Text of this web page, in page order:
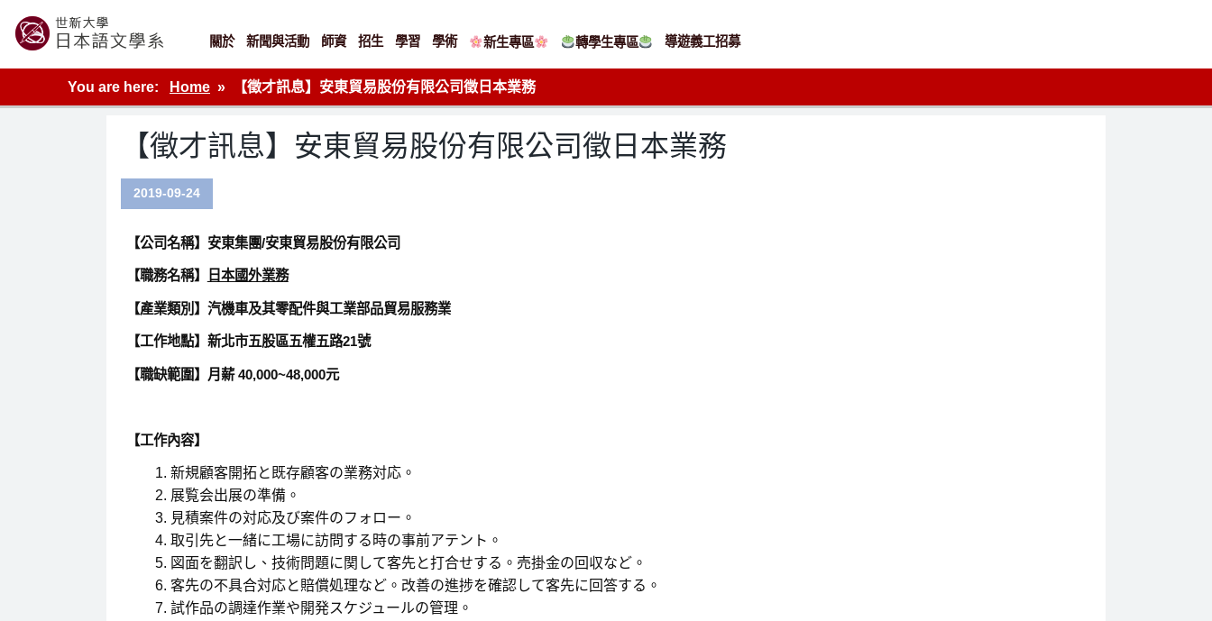
content
世新大學教學單位的網站
關於 新聞與活動 師資 招生 學習 學術 新生專區 轉學生專區 導遊義工招募
You are here: Home 【徵才訊息】安東貿易股份有限公司徵日本業務
【徵才訊息】安東貿易股份有限公司徵日本業務
2019-09-24
【公司名稱】安東集團/安東貿易股份有限公司
【職務名稱】 日本國外業務
【產業類別】汽機車及其零配件與工業部品貿易服務業
【工作地點】新北市五股區五權五路21號
【職缺範圍】月薪 40,000~48,000元
【工作內容】
新規顧客開拓と既存顧客の業務対応。
展覧会出展の準備。
見積案件の対応及び案件のフォロー。
取引先と一緒に工場に訪問する時の事前アテント。
図面を翻訳し、技術問題に関して客先と打合せする。売掛金の回収など。
客先の不具合対応と賠償処理など。改善の進捗を確認して客先に回答する。
試作品の調達作業や開発スケジュールの管理。